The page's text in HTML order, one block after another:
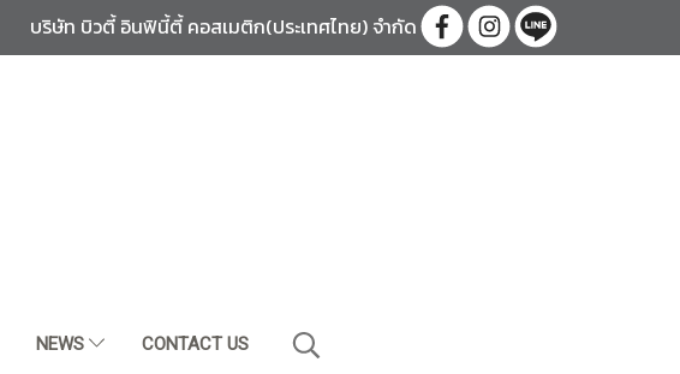
บริษัท บิวตี้ อินฟินี้ตี้ คอสเมติก(ประเทศไทย) จำกัด
NEWS CONTACT US